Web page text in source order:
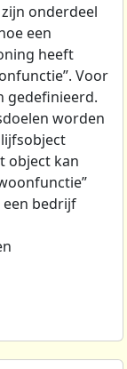
onderdeel
een
heeft
Voor
gedefinieerd.
worden
object kan
een bedrijf